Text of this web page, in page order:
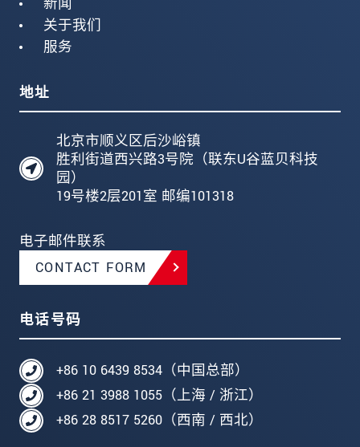
关于我们
服务
地址
北京市顺义区后沙峪镇
胜利街道西兴路3号院（联东U谷蓝贝科技
园）
19号楼2层201室 邮编101318
电子邮件联系
CONTACT FORM
电话号码
+86 10 6439 8534（中国总部）
+86 21 3988 1055（上海 / 浙江）
+86 28 8517 5260（西南 / 西北）